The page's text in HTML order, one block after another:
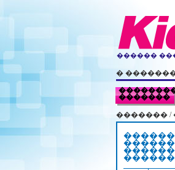
������
�
�������
������� /